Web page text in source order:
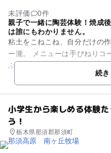
未評価
0件
親子で一緒に陶芸体験！焼成
は誰にもわかりません。
粘土をこねこね、自分だけの
ー瀧。 メニューは手びねりコ
ぶことができ、遠方からお越
続
小学生から楽しめる体験
う！
栃木県那須郡那須町